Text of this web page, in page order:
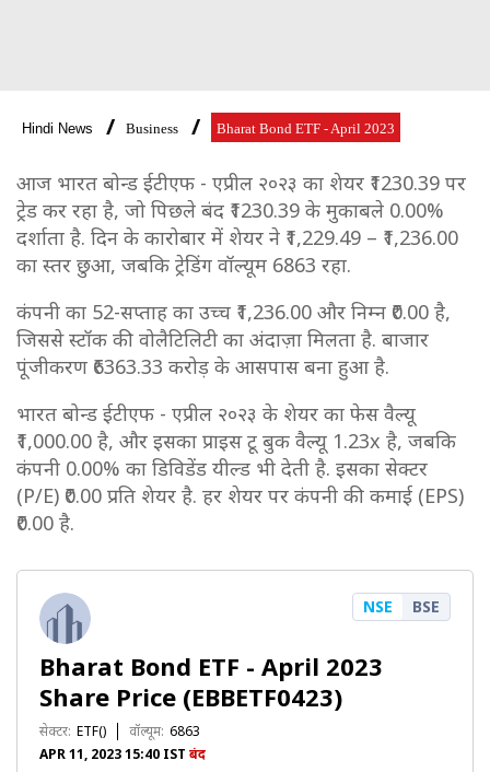
Hindi News Business Bharat Bond ETF - April 2023
आज भारत बोन्ड ईटीएफ - एप्रील २०२३ का शेयर ₹1230.39 पर
ट्रेड कर रहा है, जो पिछले बंद ₹1230.39 के मुकाबले 0.00%
दर्शाता है. दिन के कारोबार में शेयर ने ₹1,229.49 – ₹1,236.00
का स्तर छुआ, जबकि ट्रेडिंग वॉल्यूम 6863 रहा.
कंपनी का 52-सप्ताह का उच्च ₹1,236.00 और निम्न ₹0.00 है,
जिससे स्टॉक की वोलैटिलिटी का अंदाज़ा मिलता है. बाजार
पूंजीकरण ₹6363.33 करोड़ के आसपास बना हुआ है.
भारत बोन्ड ईटीएफ - एप्रील २०२३ के शेयर का फेस वैल्यू
₹1,000.00 है, और इसका प्राइस टू बुक वैल्यू 1.23x है, जबकि
कंपनी 0.00% का डिविडेंड यील्ड भी देती है. इसका सेक्टर
(P/E) ₹0.00 प्रति शेयर है. हर शेयर पर कंपनी की कमाई (EPS)
₹0.00 है.
Bharat Bond ETF - April 2023
Share Price (EBBETF0423)
सेक्टर: ETF() वॉल्यूम: 6863
APR 11, 2023 15:40 IST बंद
NSE BSE